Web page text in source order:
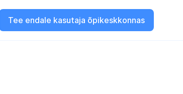
Tee endale kasutaja õpikeskkonnas